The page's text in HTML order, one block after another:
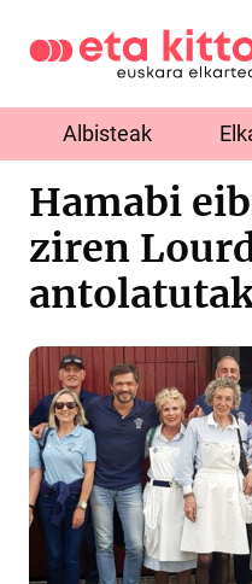
Albisteak
Hamabi
ziren